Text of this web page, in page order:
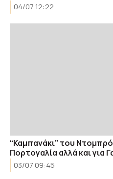
04/07 12:22
“Καμπανάκι” του
Πορτογαλία αλλά και για
03/07 09:45